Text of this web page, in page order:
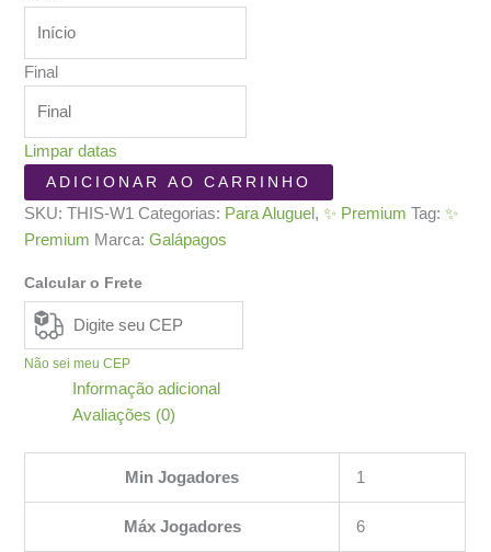
Final
Limpar datas
This
War
The
Board
Game
quantidade
ADICIONAR AO CARRINHO
SKU:THIS-W1 Categorias: Para Aluguel ,✨ Premium Tag:✨
Premium Marca:Galápagos
Calcular o Frete
Não sei meu CEP
Informação adicional
Avaliações (0)
Min Jogadores 1
Máx Jogadores 6